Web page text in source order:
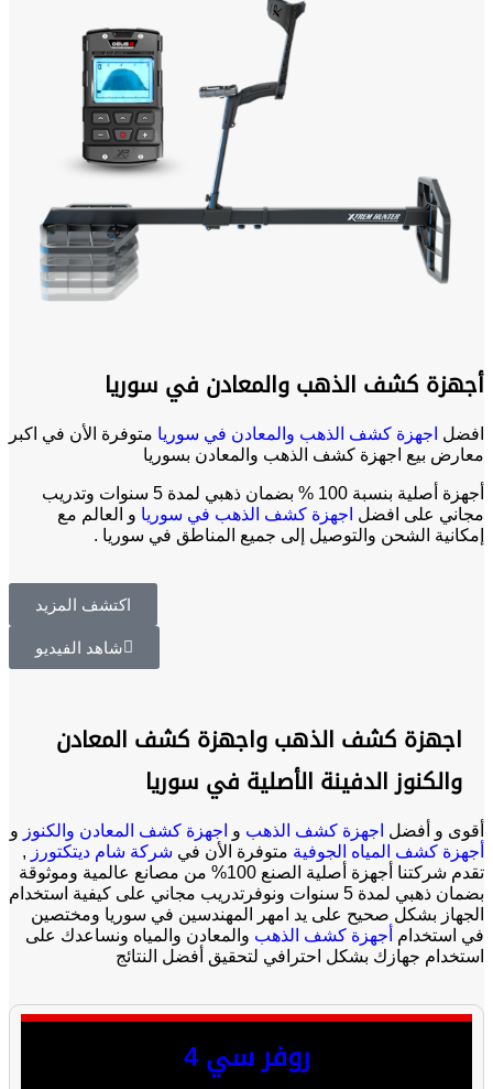
أجهزة كشف الذهب والمعادن في سوريا
افضل اجهزة كشف الذهب والمعادن في سوريا متوفرة الأن في اكبر
معارض بيع اجهزة كشف الذهب والمعادن بسوريا
أجهزة أصلية بنسبة 100 % بضمان ذهبي لمدة 5 سنوات وتدريب
مجاني على افضل اجهزة كشف الذهب في سوريا و العالم مع
إمكانية الشحن والتوصيل إلى جميع المناطق في سوريا .
اكتشف المزيد
شاهد الفيديو
اجهزة كشف الذهب واجهزة كشف المعادن
والكنوز الدفينة الأصلية في سوريا
أقوى و أفضل اجهزة كشف الذهب و اجهزة كشف المعادن والكنوز و
أجهزة كشف المياه الجوفية متوفرة الأن في شركة شام ديتكتورز ,
تقدم شركتنا أجهزة أصلية الصنع 100% من مصانع عالمية وموثوقة
بضمان ذهبي لمدة 5 سنوات ونوفرتدريب مجاني على كيفية استخدام
الجهاز بشكل صحيح على يد امهر المهندسين في سوريا ومختصين
في استخدام أجهزة كشف الذهب والمعادن والمياه ونساعدك على
استخدام جهازك بشكل احترافي لتحقيق أفضل النتائج
روفر سي 4